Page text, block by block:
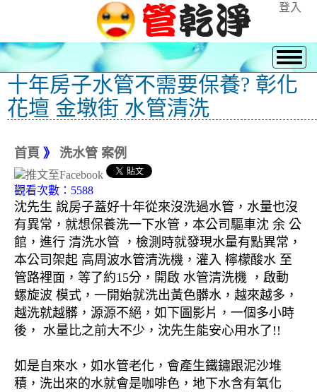
登入
十年房子水管不需要保養? 彰化
花壇 金墩街 水管清洗
首頁 》 洗水管 案例
觀看次數：5588
沈先生 說房子蓋好十年從來沒洗過水管，水量也沒
有異常，就想保養洗一下水管，本公司驅車沈 余 公
館，進行 清洗水管 ，檢測時就發現水量有點異常，
本公司架起 高周波水管清洗機，灌入 檸檬酸水 至
管路裡面，等了約15分，開啟 水管清洗機 ，啟動
螺旋波 模式，一開始就洗出黃色髒水，越來越多，
越洗就越髒，源源不絕，如下圖影片，一個多小時
後， 水量比之前大不少，沈先生能安心用水了!!
如是自來水，如水管老化，會產生鐵鏽跟泥沙堆
積，洗出來的水就會是咖啡色，地下水含有氧化